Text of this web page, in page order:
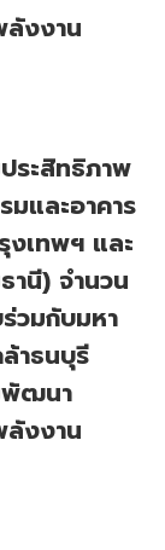
งงาน
ระสิทธิภาพ
มและอาคาร
เทพฯ และ
นี) จำนวน
วมกับมหา
าธนบุรี
พัฒนา
งงาน